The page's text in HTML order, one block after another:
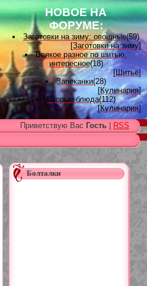
НОВОЕ НА
ФОРУМЕ:
Заготовки на зиму: овощные(59)
[Заготовки на зиму]
Всякое разное по шитью,
интересное(18)
[Шитьё]
Запеканки(28)
[Кулинария]
Вторые блюда(112)
[Кулинария]
Вышивка лентами(15)
[Вышивка лентами ]
Наградные розетки для
домашних питомцев, МК и
[Наградные розетки из атласной
ленты
Вяжем для детей(96)
Приветствую Вас Гость
RSS
Болталки